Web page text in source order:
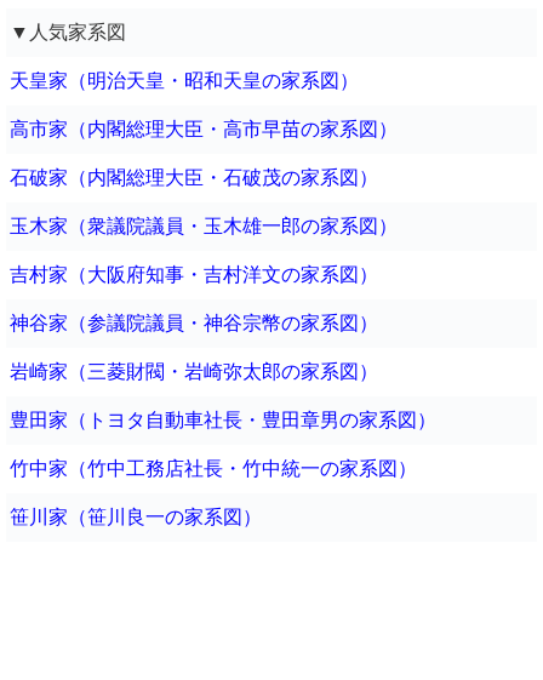
▼人気家系図
天皇家（明治天皇・昭和天皇の家系図）
高市家（内閣総理大臣・高市早苗の家系図）
石破家（内閣総理大臣・石破茂の家系図）
玉木家（衆議院議員・玉木雄一郎の家系図）
吉村家（大阪府知事・吉村洋文の家系図）
神谷家（参議院議員・神谷宗幣の家系図）
岩崎家（三菱財閥・岩崎弥太郎の家系図）
豊田家（トヨタ自動車社長・豊田章男の家系図）
竹中家（竹中工務店社長・竹中統一の家系図）
笹川家（笹川良一の家系図）